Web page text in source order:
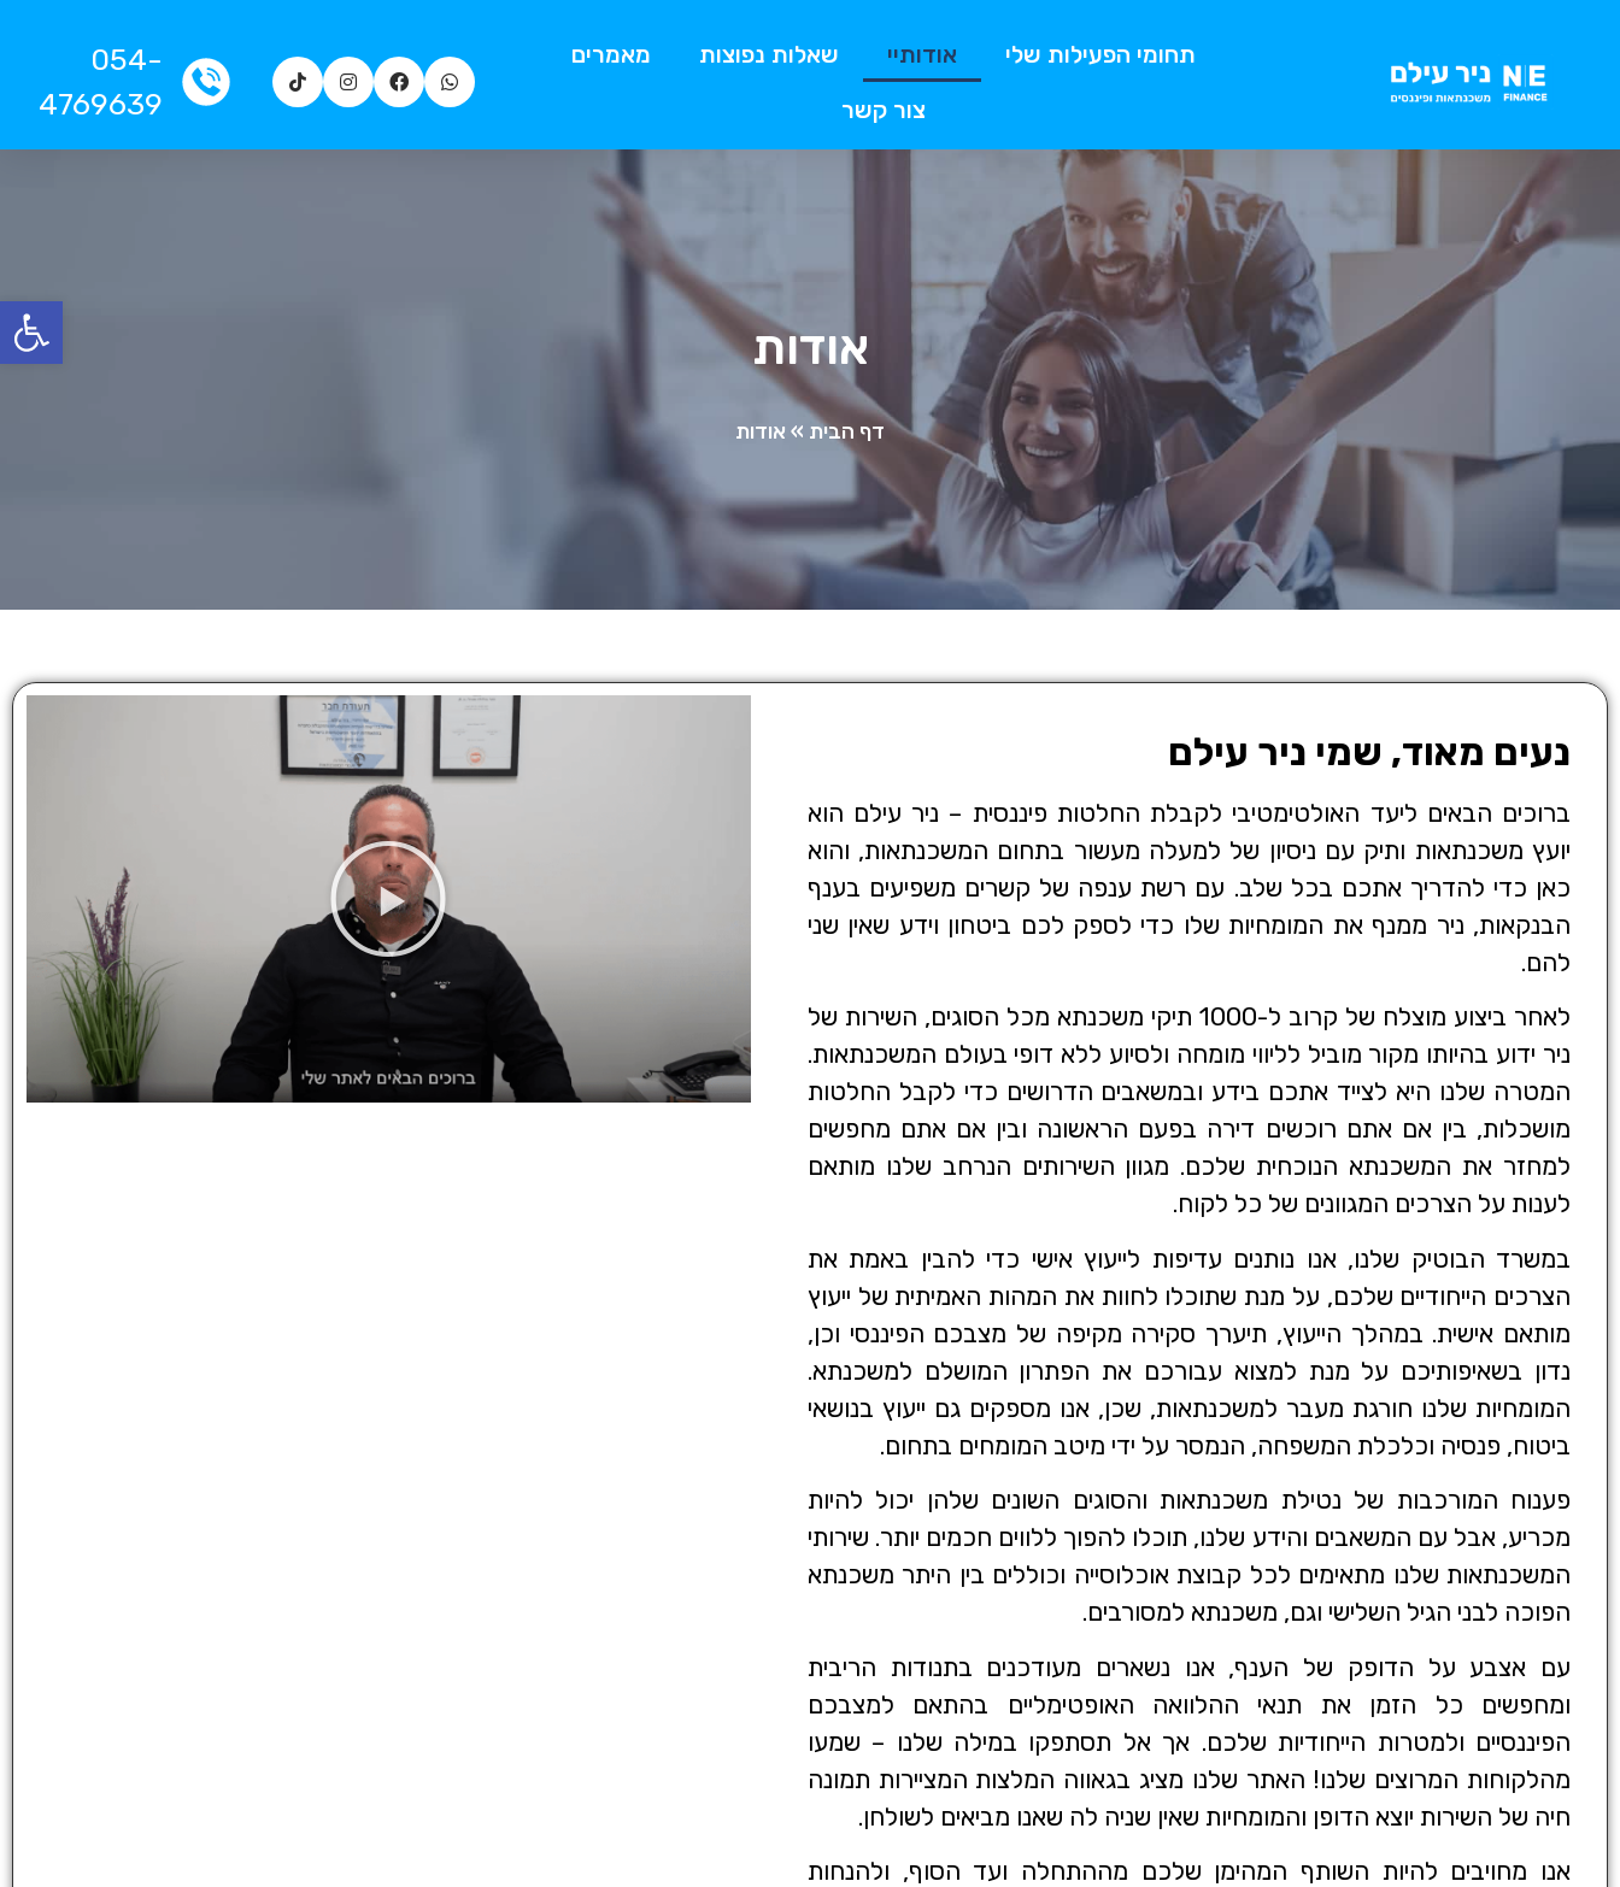
תחומי הפעילות שלי אודותיי שאלות נפוצות
מאמרים
צור קשר
054-
4769639
אודות
דף הבית » אודות
נעים מאוד, שמי ניר עילם
ברוכים הבאים ליעד האולטימטיבי לקבלת החלטות פיננסית – ניר עילם הוא
יועץ משכנתאות ותיק עם ניסיון של למעלה מעשור בתחום המשכנתאות, והוא
כאן כדי להדריך אתכם בכל שלב. עם רשת ענפה של קשרים משפיעים בענף
הבנקאות, ניר ממנף את המומחיות שלו כדי לספק לכם ביטחון וידע שאין שני
להם.
לאחר ביצוע מוצלח של קרוב ל-1000 תיקי משכנתא מכל הסוגים, השירות של
ניר ידוע בהיותו מקור מוביל לליווי מומחה ולסיוע ללא דופי בעולם המשכנתאות.
המטרה שלנו היא לצייד אתכם בידע ובמשאבים הדרושים כדי לקבל החלטות
מושכלות, בין אם אתם רוכשים דירה בפעם הראשונה ובין אם אתם מחפשים
למחזר את המשכנתא הנוכחית שלכם. מגוון השירותים הנרחב שלנו מותאם
לענות על הצרכים המגוונים של כל לקוח.
במשרד הבוטיק שלנו, אנו נותנים עדיפות לייעוץ אישי כדי להבין באמת את
הצרכים הייחודיים שלכם, על מנת שתוכלו לחוות את המהות האמיתית של ייעוץ
מותאם אישית. במהלך הייעוץ, תיערך סקירה מקיפה של מצבכם הפיננסי וכן,
נדון בשאיפותיכם על מנת למצוא עבורכם את הפתרון המושלם למשכנתא.
המומחיות שלנו חורגת מעבר למשכנתאות, שכן, אנו מספקים גם ייעוץ בנושאי
ביטוח, פנסיה וכלכלת המשפחה, הנמסר על ידי מיטב המומחים בתחום.
פענוח המורכבות של נטילת משכנתאות והסוגים השונים שלהן יכול להיות
מכריע, אבל עם המשאבים והידע שלנו, תוכלו להפוך ללווים חכמים יותר. שירותי
המשכנתאות שלנו מתאימים לכל קבוצת אוכלוסייה וכוללים בין היתר משכנתא
הפוכה לבני הגיל השלישי וגם, משכנתא למסורבים.
עם אצבע על הדופק של הענף, אנו נשארים מעודכנים בתנודות הריבית
ומחפשים כל הזמן את תנאי ההלוואה האופטימליים בהתאם למצבכם
הפיננסיים ולמטרות הייחודיות שלכם. אך אל תסתפקו במילה שלנו – שמעו
מהלקוחות המרוצים שלנו! האתר שלנו מציג בגאווה המלצות המציירות תמונה
חיה של השירות יוצא הדופן והמומחיות שאין שניה לה שאנו מביאים לשולחן.
אנו מחויבים להיות השותף המהימן שלכם מההתחלה ועד הסוף, ולהנחות